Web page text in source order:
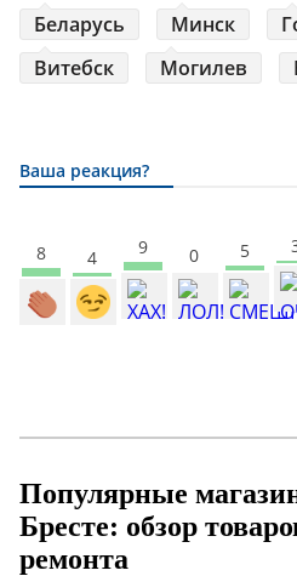
Беларусь
Минск
Витебск
Могилев
Ваша реакция?
8 4 9 0 5
Популярные
Бресте: обзор
ремонта